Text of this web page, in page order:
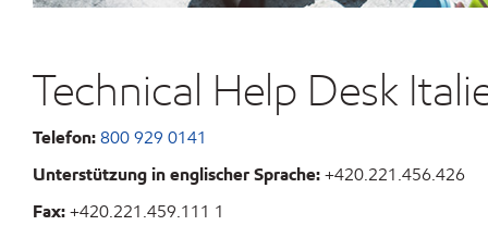
Technical Help Desk
Telefon:800 929 0141
Unterstützung in englischer Sprache:+420.221.456.426
Fax:+420.221.459.111 1